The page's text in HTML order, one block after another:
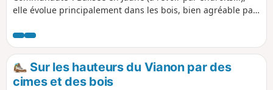
elle évolue principalement dans les bois, bien agréable par
Sur les hauteurs du Vianon par des
cimes et des bois